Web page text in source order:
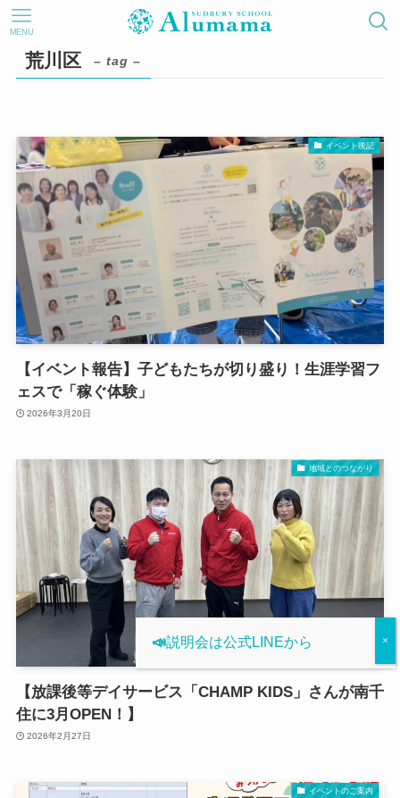
MENU
荒川区 – tag –
イベント後記
【イベント報告】子どもたちが切り盛り！生涯学習フ
ェスで「稼ぐ体験」
2026年3月20日
地域とのつながり
【放課後等デイサービス「CHAMP KIDS」さんが南千
住に3月OPEN！】
2026年2月27日
イベントのご案内
📣説明会は公式LINEから